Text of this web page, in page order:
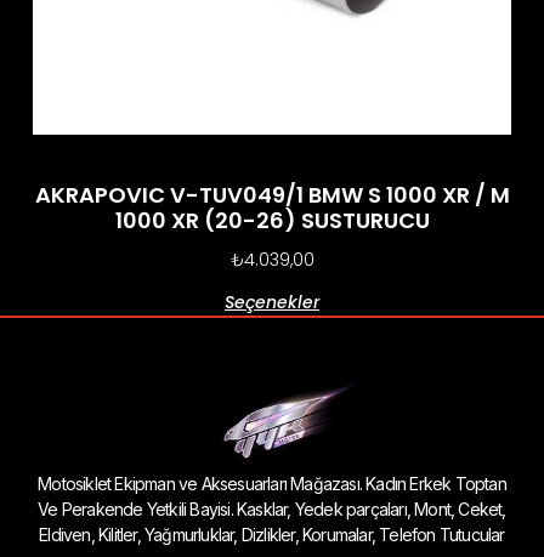
AKRAPOVIC V-TUV049/1 BMW S 1000 XR / M
1000 XR (20-26) SUSTURUCU
₺4.039,00
Seçenekler
Motosiklet Ekipman ve Aksesuarları Mağazası. Kadın Erkek Toptan
Ve Perakende Yetkili Bayisi. Kasklar, Yedek parçaları, Mont, Ceket,
Eldiven, Kilitler, Yağmurluklar, Dizlikler, Korumalar, Telefon Tutucular